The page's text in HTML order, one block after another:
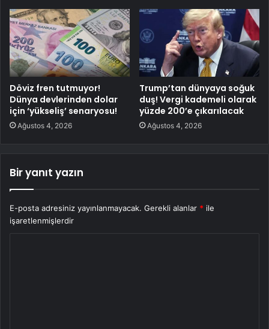
Döviz fren tutmuyor!
Dünya devlerinden dolar
için ‘yükseliş’ senaryosu!
Ağustos 4, 2026
Trump’tan dünyaya soğuk
duş! Vergi kademeli olarak
yüzde 200’e çıkarılacak
Ağustos 4, 2026
Bir yanıt yazın
E-posta adresiniz yayınlanmayacak. Gerekli alanlar * ile
işaretlenmişlerdir